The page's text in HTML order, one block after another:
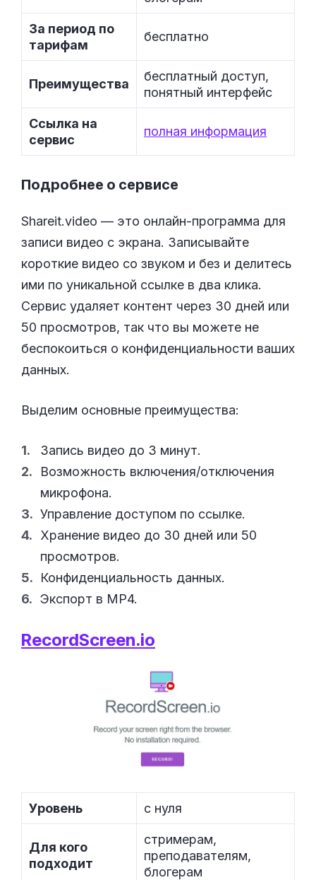
За период по
тарифам
бесплатно
Преимущества
бесплатный доступ,
понятный интерфейс
Ссылка на
сервис
полная информация
Подробнее о сервисе
Shareit.video — это онлайн-программа для
записи видео с экрана. Записывайте
короткие видео со звуком и без и делитесь
ими по уникальной ссылке в два клика.
Сервис удаляет контент через 30 дней или
50 просмотров, так что вы можете не
беспокоиться о конфиденциальности ваших
данных.
Выделим основные преимущества:
Запись видео до 3 минут.
Возможность включения/отключения
микрофона.
Управление доступом по ссылке.
Хранение видео до 30 дней или 50
просмотров.
Конфиденциальность данных.
Экспорт в MP4.
RecordScreen.io
Уровень с нуля
Для кого
подходит
стримерам,
преподавателям,
блогерам